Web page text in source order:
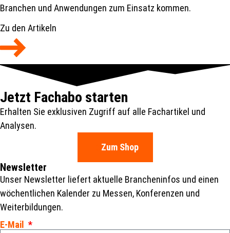
Branchen und Anwendungen zum Einsatz kommen.
Zu den Artikeln
Jetzt Fachabo starten
Erhalten Sie exklusiven Zugriff auf alle Fachartikel und
Analysen.
Zum Shop
Newsletter
Unser Newsletter liefert aktuelle Brancheninfos und einen
wöchentlichen Kalender zu Messen, Konferenzen und
Weiterbildungen.
E-Mail